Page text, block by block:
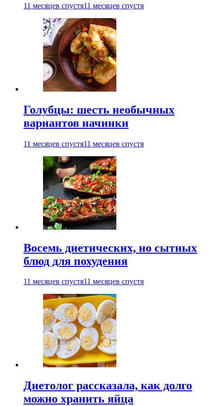
11 месяцев спустя11 месяцев спустя
Голубцы: шесть необычных
вариантов начинки
11 месяцев спустя11 месяцев спустя
Восемь диетических, но сытных
блюд для похудения
11 месяцев спустя11 месяцев спустя
Диетолог рассказала, как долго
можно хранить яйца